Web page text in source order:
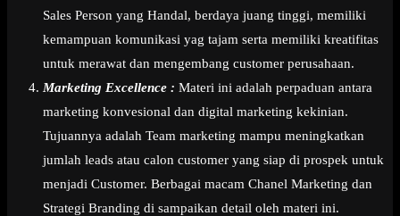
Sales Person yang Handal, berdaya juang tinggi, memiliki
kemampuan komunikasi yag tajam serta memiliki kreatifitas
untuk merawat dan mengembang customer perusahaan.
Marketing Excellence : Materi ini adalah perpaduan antara
marketing konvesional dan digital marketing kekinian.
Tujuannya adalah Team marketing mampu meningkatkan
jumlah leads atau calon customer yang siap di prospek untuk
menjadi Customer. Berbagai macam Chanel Marketing dan
Strategi Branding di sampaikan detail oleh materi ini.